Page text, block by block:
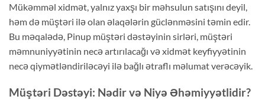
Mükəmməl xidmət, yalnız yaxşı bir məhsulun satışını deyil,
həm də müştəri ilə olan əlaqələrin güclənməsini təmin edir.
Bu məqalədə, Pinup müştəri dəstəyinin sirləri, müştəri
məmnuniyyətinin necə artırılacağı və xidmət keyfiyyətinin
necə qiymətləndiriləcəyi ilə bağlı ətraflı məlumat verəcəyik.
Müştəri Dəstəyi: Nədir və Niyə Əhəmiyyətlidir?